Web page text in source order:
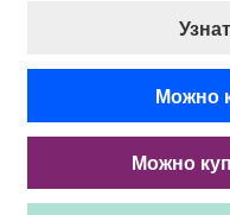
Можно
Можно